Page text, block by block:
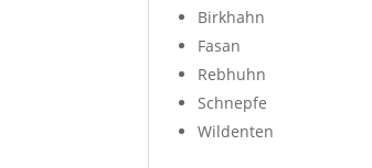
Birkhahn
Fasan
Rebhuhn
Schnepfe
Wildenten